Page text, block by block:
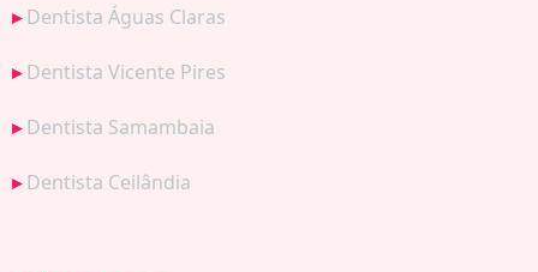
Dentista Águas Claras
Dentista Vicente Pires
Dentista Samambaia
Dentista Ceilândia